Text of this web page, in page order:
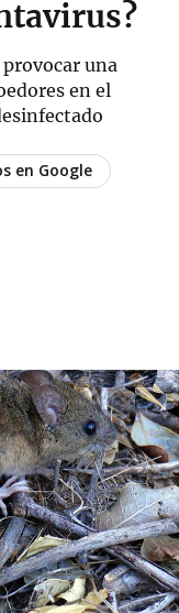
una
en el
en Google